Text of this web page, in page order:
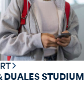
h
s
u
c
h
e
n
DUALES STUDIUM